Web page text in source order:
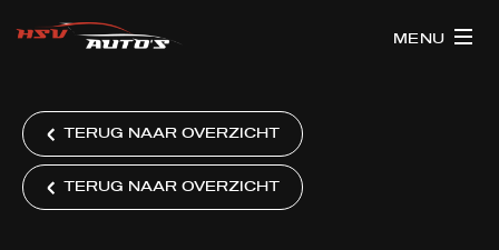
MENU
TERUG NAAR OVERZICHT
TERUG NAAR OVERZICHT